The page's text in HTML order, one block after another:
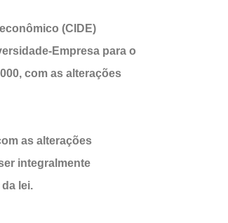
(CIDE)
Empresa para o
com as alterações
as alterações
integralmente
lei.